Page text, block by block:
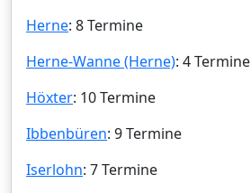
Herne: 8 Termine
Herne-Wanne (Herne): 4 Termine
Höxter: 10 Termine
Ibbenbüren: 9 Termine
Iserlohn: 7 Termine